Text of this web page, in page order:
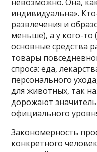
индивидуальна».
развлечения и
меньше), а у кого-
основные средства
товары
спроса: еда,
персонального
для животных, так
дорожают
официального
Закономерность
конкретного